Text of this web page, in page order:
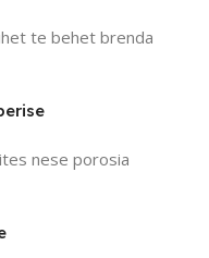
te behet brenda
nese porosia